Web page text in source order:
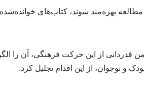
مطالعه بهره‌مند شوند، کتاب‌های
از این حرکت فرهنگی، آن را
و نوجوان، از این اقدام تجلیل کرد.